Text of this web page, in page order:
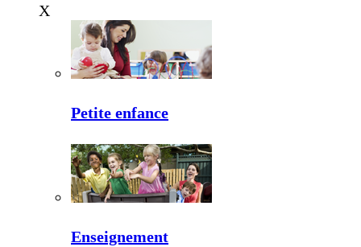
X
Petite enfance
Enseignement